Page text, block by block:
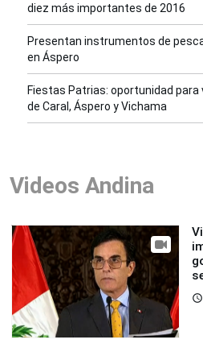
diez más importantes de 2016
Presentan instrumentos de
en Áspero
Fiestas Patrias: oportunidad para
de Caral, Áspero y Vichama
Videos Andina
access_time